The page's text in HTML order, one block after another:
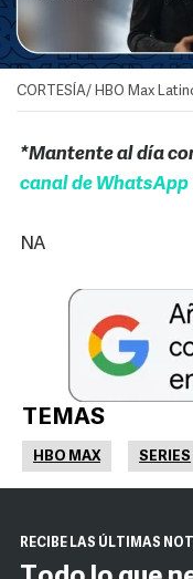
CORTESÍA/ HBO Max
*Mantente al día
canal de WhatsApp
NA
TEMAS
HBO MAX SERIES
RECIBE LAS ÚLTIMAS